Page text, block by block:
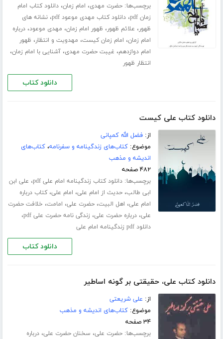
برچسب‌ها:حضرت مهدی، امام زمان،دانلود کتاب امام
زمان pdf
،دانلود کتاب مهدی موعود pdf ،نشانه های
ظهور، علائم ظهور، ظهور امام زمان، مهدی موعود،درباره
امام زمان، امام زمان کیست، مهدویت و انتظار، ظهور
امام دوازدهم، غیبت حضرت مهدی،آشنایی با امام زمان،
انتظار ظهور
دانلود کتاب
دانلود کتاب علی کیست
از:فضل الله کمپانی
موضوع:کتاب‌های زندگینامه و سفرنامه،کتاب‌های
اندیشه و مذهب
۴۸۲ صفحه
برچسب‌ها:دانلود کتاب زندگینامه امام علی pdf ، علی ابن
ابی طالب،حدیث از امام علی، امام علی،کتاب درباره
امام علی، اهل البیت،حضرت علی، امامت، خلافت حضرت
علی،درباره حضرت علی، زندگی نامه حضرت علی pdf ،
دانلود pdf زندگینامه امام علی
دانلود کتاب
دانلود کتاب علی، حقیقتی بر گونه اساطیر
از: علی شریعتی
موضوع:کتاب‌های اندیشه و مذهب
۳۴ صفحه
برچسب‌ها:حضرت علی، سخنان حضرت علی،درباره